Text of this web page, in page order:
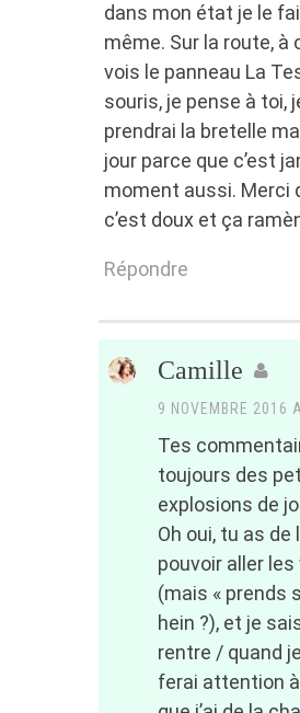
dans mon état je le
même. Sur la route, à
vois le panneau La
souris, je pense à toi,
prendrai la bretelle
jour parce que c’est
moment aussi. Merci
c’est doux et ça
Répondre
Camille
9 NOVEMBRE 2016
Tes
toujours des
explosions de
Oh oui, tu as de
pouvoir aller
(mais « prends
hein ?), et je
rentre / quand
ferai attention